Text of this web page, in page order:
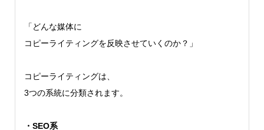
「どんな媒体に
コピーライティングを反映させていくのか？」
コピーライティングは、
3つの系統に分類されます。
・SEO系